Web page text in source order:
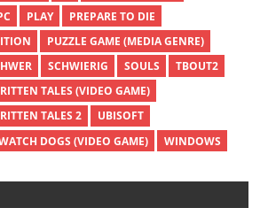
PLAY
PREPARE TO DIE
PUZZLE GAME (MEDIA GENRE)
SCHWIERIG SOULS
TBOUT2
TALES (VIDEO GAME)
TALES 2
UBISOFT
DOGS (VIDEO GAME) WINDOWS